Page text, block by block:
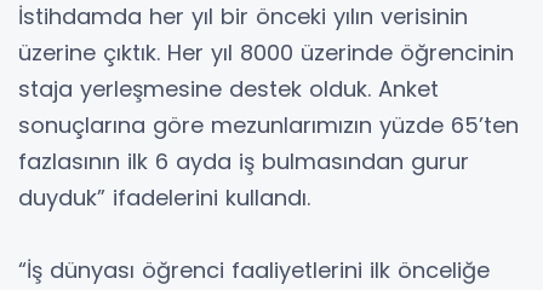
İstihdamda her yıl bir önceki yılın verisinin
üzerine çıktık. Her yıl 8000 üzerinde öğrencinin
staja yerleşmesine destek olduk. Anket
sonuçlarına göre mezunlarımızın yüzde 65’ten
fazlasının ilk 6 ayda iş bulmasından gurur
duyduk” ifadelerini kullandı.
“İş dünyası öğrenci faaliyetlerini ilk önceliğe